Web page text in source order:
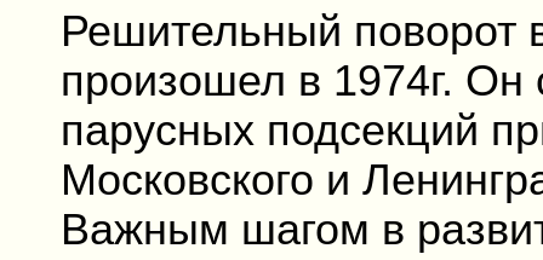
Решительный поворот
произошел в 1974г. Он
парусных подсекций
Московского и
Важным шагом в